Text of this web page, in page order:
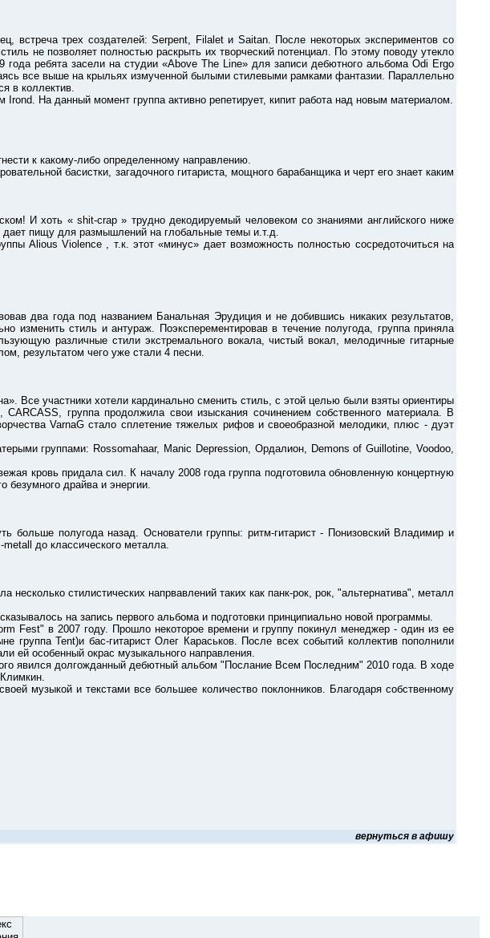
трех создателей: Serpent, Filalet и Saitan. После некоторых экспериментов со
не позволяет полностью раскрыть их творческий потенциал. По этому поводу утекло
ребята засели на студии «Above The Line» для записи дебютного альбома Odi Ergo
все выше на крыльях измученной былыми стилевыми рамками фантазии. Параллельно
в коллектив.
На данный момент группа активно репетирует, кипит работа над новым материалом.
к какому-либо определенному направлению.
басистки, загадочного гитариста, мощного барабанщика и черт его знает каким
хоть « shit-crap » трудно декодируемый человеком со знаниями английского ниже
дает пищу для размышлений на глобальные темы и.т.д.
Violence , т.к. этот «минус» дает возможность полностью сосредоточиться на
два года под названием Банальная Эрудиция и не добившись никаких результатов,
изменить стиль и антураж. Поэксперементировав в течение полугода, группа приняла
различные стили экстремального вокала, чистый вокал, мелодичные гитарные
результатом чего уже стали 4 песни.
участники хотели кардинально сменить стиль, с этой целью были взяты ориентиры
группа продолжила свои изыскания сочинением собственного материала. В
VarnaG стало сплетение тяжелых рифов и своеобразной мелодики, плюс - дуэт
группами: Rossomahaar, Manic Depression, Ордалион, Demons of Guillotine, Voodoo,
кровь придала сил. К началу 2008 года группа подготовила обновленную концертную
безумного драйва и энергии.
полугода назад. Основатели группы: ритм-гитарист - Понизовский Владимир и
до классического металла.
стилистических напрвавлений таких как панк-рок, рок, "альтернатива", металл
на запись первого альбома и подготовки принципиально новой программы.
в 2007 году. Прошло некоторое времени и группу покинул менеджер - один из ее
группа Tent)и бас-гитарист Олег Караськов. После всех событий коллектив пополнили
ей особенный окрас музыкального направления.
явился долгожданный дебютный альбом "Послание Всем Последним" 2010 года. В ходе
и текстами все большее количество поклонников. Благодаря собственному
вернуться в афишу